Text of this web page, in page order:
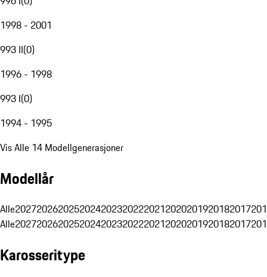
1998 - 2001
993 II(0)
1996 - 1998
993 I(0)
1994 - 1995
Vis Alle 14 Modellgenerasjoner
Modellår
Alle20272026202520242023202220212020201920182017
Alle20272026202520242023202220212020201920182017
Karosseritype